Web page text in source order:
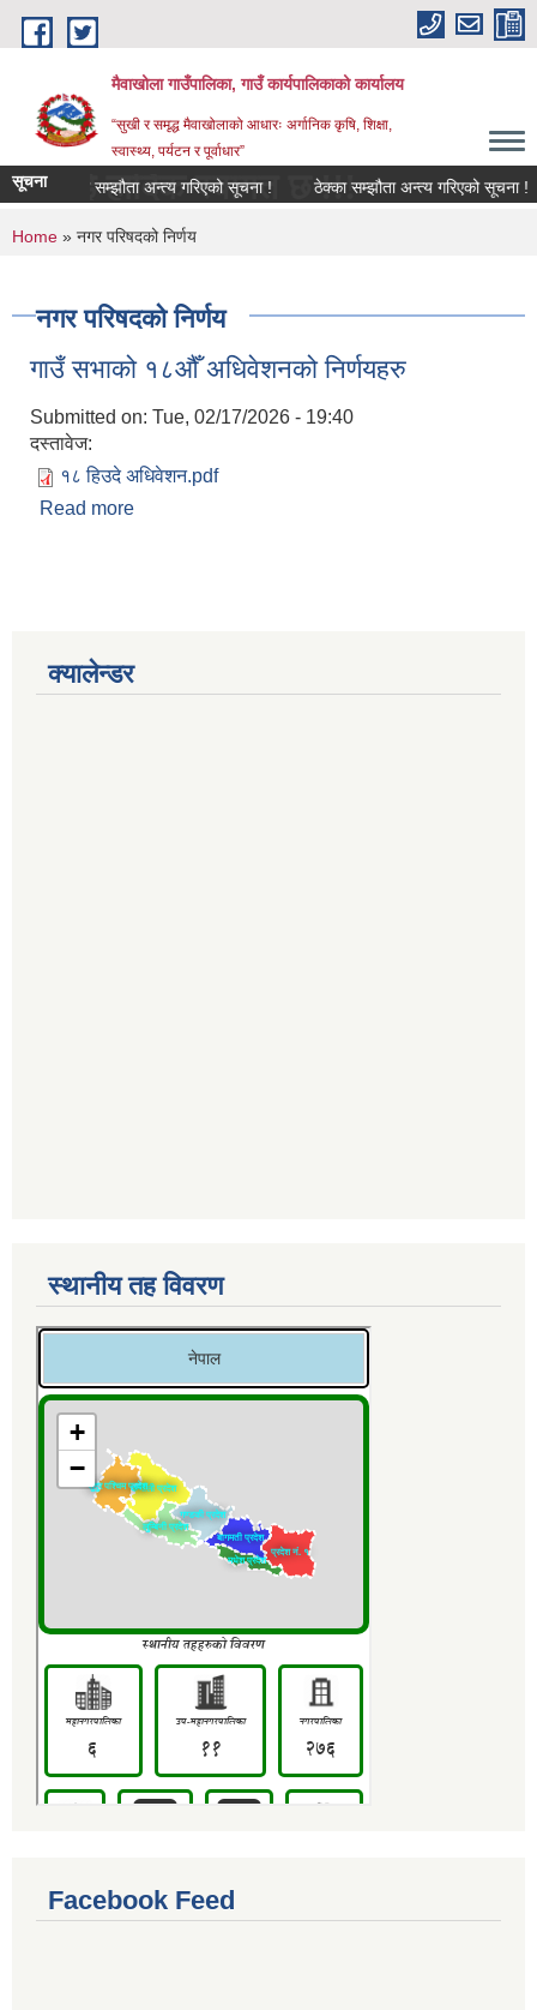
Skip to main content
मैवाखोला गाउँपालिका, गाउँ कार्यपालिकाको कार्यालय
“सुखी र समृद्ध मैवाखोलाको आधारः अर्गानिक कृषि, शिक्षा,
स्वास्थ्य, पर्यटन र पूर्वाधार”
हार्दिक स्वागत छ !!!
सूचनाठेक्का सम्झौता अन्त्य गरिएको सूचना ! ठेक्का सम्झौता अन्त्य गरिएको सूचना !
You are here
Home » नगर परिषदको निर्णय
नगर परिषदको निर्णय
गाउँ सभाको १८औँ अधिवेशनको निर्णयहरु
Submitted on: Tue, 02/17/2026 - 19:40
दस्तावेज:
१८ हिउदे अधिवेशन.pdf
Read more
क्यालेन्डर
स्थानीय तह विवरण
Facebook Feed